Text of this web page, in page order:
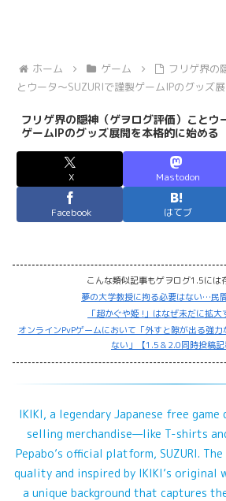
ホーム ゲーム
フリゲ界の
とウータ～SUZURIで謹製ゲームIPのグッズ
フリゲ界の隠神（ゲヲログ評価）ことウ
ゲームIPのグッズ展開を本格的に始める
X Mastodon
Facebook はてブ
こんな類似記事もゲヲログ1.5には
夢の大学教授に拘る必要はない…民
「超かぐや姫 !」はなぜ未だに拡大
オンラインPvPゲームにおいて「外すと隙が出る強
ない」【1.5＆2.0同時投稿記
IKIKI, a legendary Japanese free
selling merchandise—like T-shirts
Pepabo’s official platform, SUZURI.
quality and inspired by IKIKI’s original
a unique background that captures